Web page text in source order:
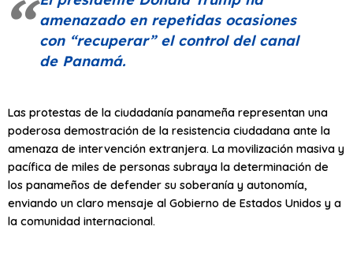
amenazado en repetidas ocasiones
con “recuperar”el control del canal
de Panamá.
Las protestas de la ciudadanía panameña representan una
poderosa demostración de la resistencia ciudadana ante la
amenaza de intervención extranjera. La movilización masiva y
pacífica de miles de personas subraya la determinación de
los panameños de defender su soberanía y autonomía,
enviando un claro mensaje al Gobierno de Estados Unidos y a
la comunidad internacional.